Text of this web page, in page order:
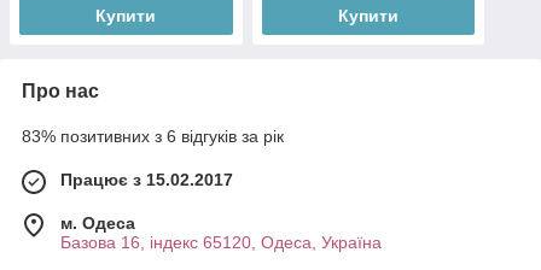
Купити Купити
Про нас
83% позитивних з 6 відгуків за рік
Працює з 15.02.2017
м. Одеса
Базова 16, індекс 65120, Одеса, Україна